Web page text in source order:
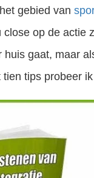
gebied van
close op de actie
huis gaat, maar
tips probeer